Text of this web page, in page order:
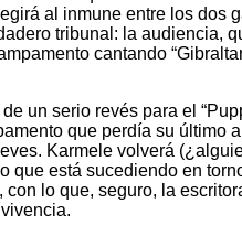
al inmune entre los dos
tribunal: la audiencia,
cantando
un serio revés para el
que perdía su último
Karmele volverá
que está sucediendo en
lo que, seguro, la